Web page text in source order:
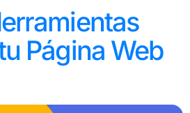
Página Web